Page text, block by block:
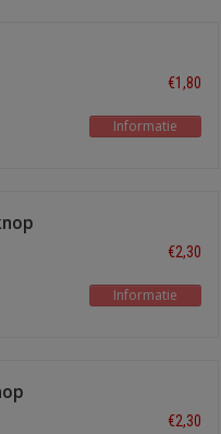
€1,80
Informatie
€2,30
Informatie
€2,30